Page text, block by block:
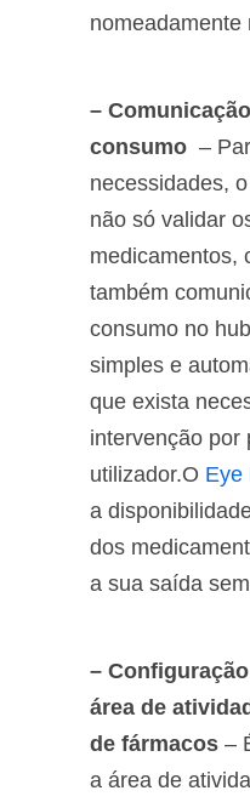
nomeadamente
–
consumo –
necessidades,
não só validar
medicamentos,
também
consumo no
simples e
que exista
intervenção por
utilizador.O Eye
a
dos
a sua saída
–
área de
de fármacos –
a área de